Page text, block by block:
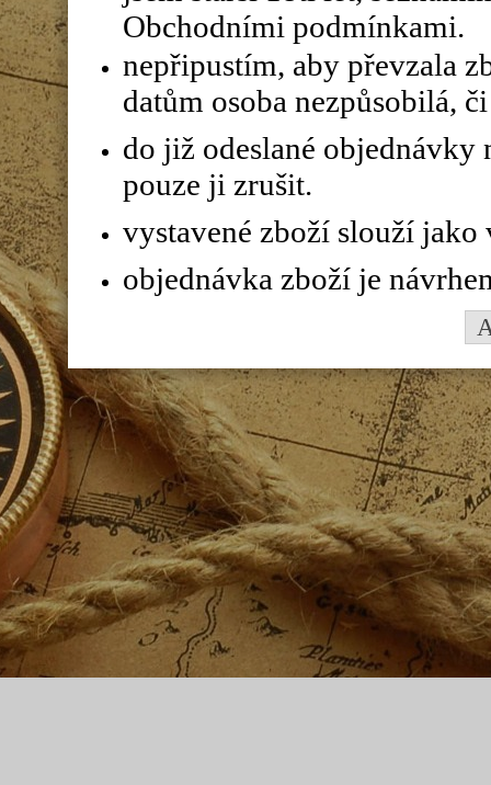
Obchodními podmínkami.
nepřipustím, aby převzala
datům osoba nezpůsobilá,
do již odeslané objednávky
pouze ji zrušit.
vystavené zboží slouží
objednávka zboží je